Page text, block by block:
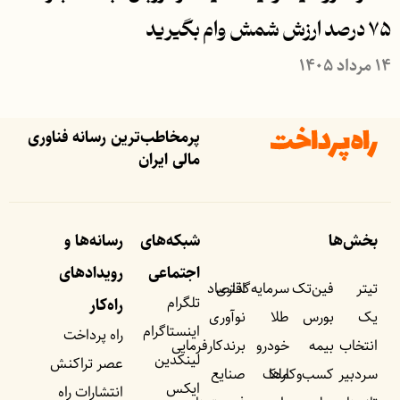
۷۵ درصد ارزش شمش وام بگیرید
۱۴ مرداد ۱۴۰۵
پرمخاطب‌ترین رسانه فناوری
مالی ایران
بخش‌ها
تیتر
یک
انتخاب
سردبیر
فین‌تک
بورس
بیمه
کسب‌وکار‌ها
سرمایه‌گذاری
طلا
خودرو
ملک
اقتصاد
نوآوری
برندکارفرمایی
صنایع
شبکه‌های
اجتماعی
تلگرام
اینستاگرام
لینکدین
ایکس
رسانه‌ها و
رویداد‌های
راه‌کار
راه پرداخت
عصر تراکنش
انتشارات راه